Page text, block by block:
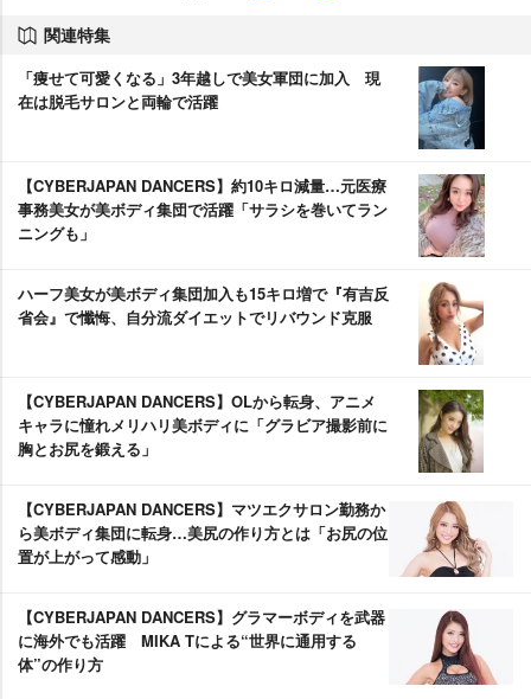
関連特集
「痩せて可愛くなる」3年越しで美女軍団に加入 現
在は脱毛サロンと両輪で活躍
【CYBERJAPAN DANCERS】約10キロ減量…元医療
事務美女が美ボディ集団で活躍「サラシを巻いてラン
ニングも」
ハーフ美女が美ボディ集団加入も15キロ増で『有吉反
省会』で懺悔、自分流ダイエットでリバウンド克服
【CYBERJAPAN DANCERS】OLから転身、アニメ
キャラに憧れメリハリ美ボディに「グラビア撮影前に
胸とお尻を鍛える」
【CYBERJAPAN DANCERS】マツエクサロン勤務か
ら美ボディ集団に転身…美尻の作り方とは「お尻の位
置が上がって感動」
【CYBERJAPAN DANCERS】グラマーボディを武器
に海外でも活躍 MIKA Tによる“世界に通用する
体”の作り方